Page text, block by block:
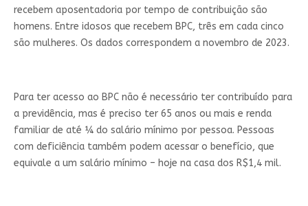
recebem aposentadoria por tempo de contribuição são
homens. Entre idosos que recebem BPC, três em cada cinco
são mulheres. Os dados correspondem a novembro de 2023.
Para ter acesso ao BPC não é necessário ter contribuído para
a previdência, mas é preciso ter 65 anos ou mais e renda
familiar de até ¼ do salário mínimo por pessoa. Pessoas
com deficiência também podem acessar o benefício, que
equivale a um salário mínimo – hoje na casa dos R$1,4 mil.